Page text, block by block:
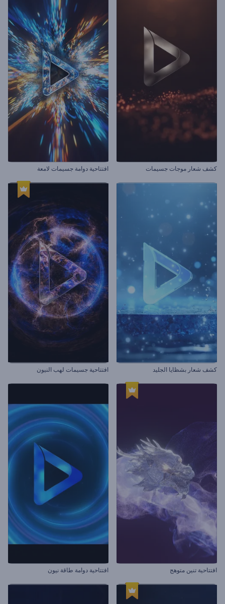
كشف شعار موجات جسيمات افتتاحية دوامة جسيمات لامعة
كشف شعار بشظايا الجليد افتتاحية جسيمات لهب النيون
افتتاحية تنين متوهج افتتاحية دوامة طاقة نيون